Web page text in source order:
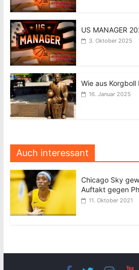
US MANAGER
3. Oktober 2025
Wie aus
16. Januar 2025
Auch interessant
Chicago Sky
Auftakt gegen
11. Oktober 2021